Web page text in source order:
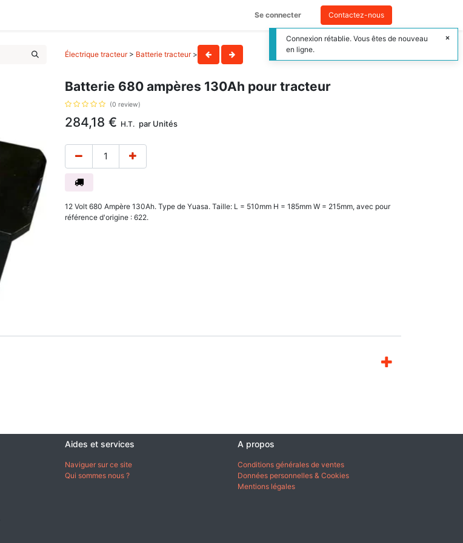
Se connecter Contactez-nous
Électrique tracteur> Batterie tracteur>
Batterie 680 ampères 130Ah pour tracteur
(0 review)
284,18 € H.T. par Unités
12 Volt 680 Ampère 130Ah. Type de Yuasa. Taille: L = 510mm H = 185mm W = 215mm, avec pour
référence d'origine : 622.
Aides et services
Naviguer sur ce site
Qui sommes nous ?
A propos
Conditions générales de ventes
Données personnelles & Cookies
Mentions légales
Connexion rétablie. Vous êtes de nouveau
en ligne.